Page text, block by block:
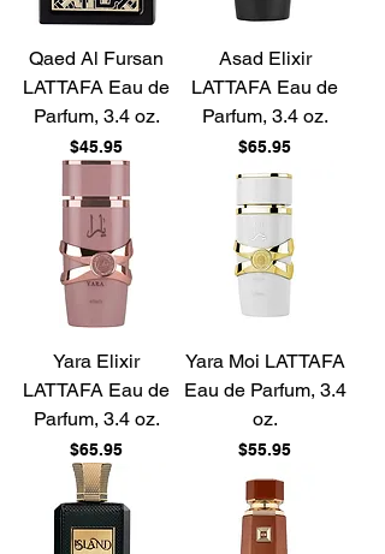
Qaed Al Fursan
LATTAFA Eau de
Parfum, 3.4 oz.
Price
$45.95
Asad Elixir
LATTAFA Eau de
Parfum, 3.4 oz.
Price
$65.95
Yara Elixir
LATTAFA Eau de
Parfum, 3.4 oz.
Price
$65.95
Yara Moi LATTAFA
Eau de Parfum, 3.4
oz.
Price
$55.95